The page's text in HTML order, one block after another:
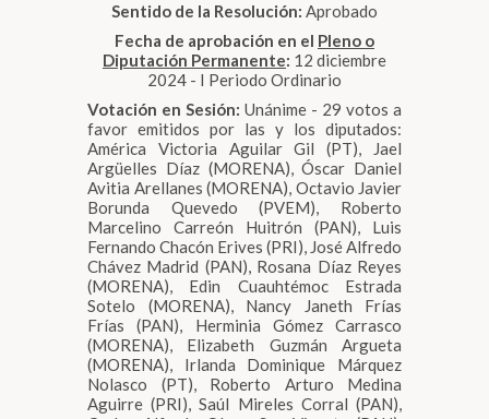
Sentido de la Resolución: Aprobado
Fecha de aprobación en el Pleno o
Diputación Permanente: 12 diciembre
2024 - I Periodo Ordinario
Votación en Sesión: Unánime - 29 votos a
favor emitidos por las y los diputados:
América Victoria Aguilar Gil (PT), Jael
Argüelles Díaz (MORENA), Óscar Daniel
Avitia Arellanes (MORENA), Octavio Javier
Borunda Quevedo (PVEM), Roberto
Marcelino Carreón Huitrón (PAN), Luis
Fernando Chacón Erives (PRI), José Alfredo
Chávez Madrid (PAN), Rosana Díaz Reyes
(MORENA), Edin Cuauhtémoc Estrada
Sotelo (MORENA), Nancy Janeth Frías
Frías (PAN), Herminia Gómez Carrasco
(MORENA), Elizabeth Guzmán Argueta
(MORENA), Irlanda Dominique Márquez
Nolasco (PT), Roberto Arturo Medina
Aguirre (PRI), Saúl Mireles Corral (PAN),